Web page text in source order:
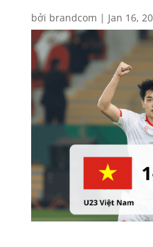
bởi brandcom | Jan 16,
Báo giá truyền hình|0